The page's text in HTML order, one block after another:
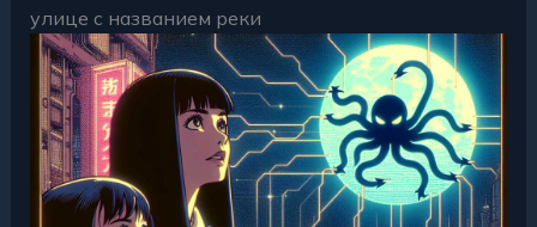
улице с названием реки